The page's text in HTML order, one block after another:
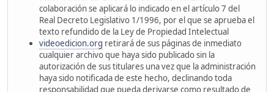
colaboración se aplicará lo indicado en el artículo 7 del
Real Decreto Legislativo 1/1996, por el que se aprueba el
texto refundido de la Ley de Propiedad Intelectual
videoedicion.org retirará de sus páginas de inmediato
cualquier archivo que haya sido publicado sin la
autorización de sus titulares una vez que la administración
haya sido notificada de este hecho, declinando toda
responsabilidad que pueda derivarse como resultado de